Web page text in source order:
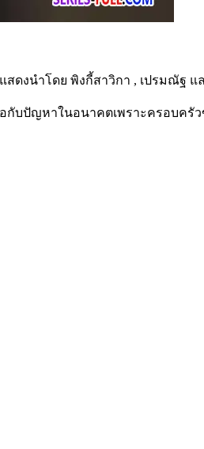
ดงนำโดย พิงกี้สาวิกา , เปรมณัฐ
บปัญหาในอนาคตเพราะครอบครั